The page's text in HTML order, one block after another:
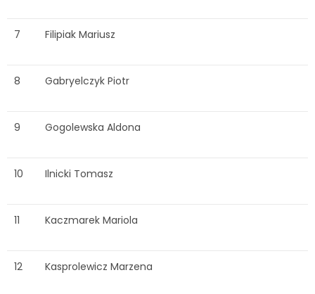
7 Filipiak Mariusz
8 Gabryelczyk Piotr
9 Gogolewska Aldona
10 Ilnicki Tomasz
11 Kaczmarek Mariola
12 Kasprolewicz Marzena